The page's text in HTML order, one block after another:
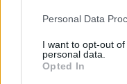
Personal Data
I want to opt-out
personal data.
Opted In
Ακολουθήστε